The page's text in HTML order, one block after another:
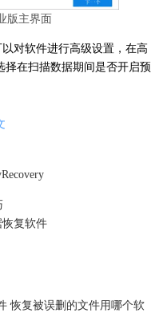
版主界面
以对软件进行高级设置，在高
在扫描数据期间是否开启预
复软件
恢复被误删的文件用哪个软